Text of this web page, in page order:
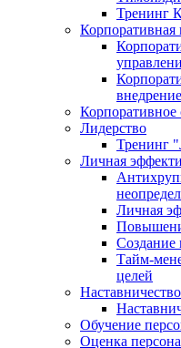
Тренинг
Корпоративная
внедрение
Корпоративное
Лидерство
Тренинг
Личная
Личная
Тайм-
целей
Наставничество
Обучение
Оценка